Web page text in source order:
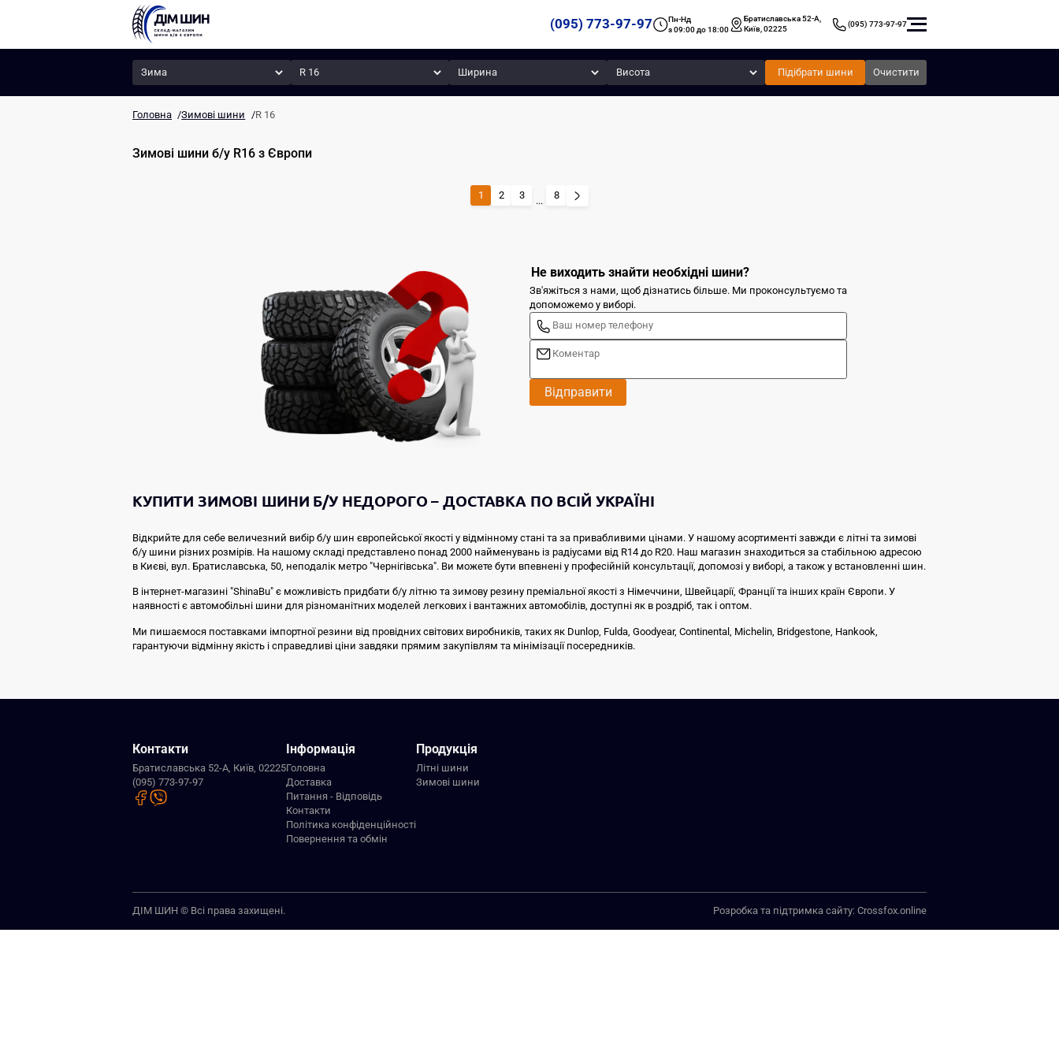
(095) 773-97-97
Пн-Нд
з 09:00 до 18:00
Братиславська 52-А,
Київ, 02225
(095) 773-97-97
Сезон Радіус Ширина Висота
Підібрати шини Очистити
Головна /Зимові шини /R 16
Зимові шини б/у R16 з Європи
1 2 3 ... 8
Не виходить знайти необхідні шини?
Зв'яжіться з нами, щоб дізнатись більше. Ми проконсультуємо та
допоможемо у виборі.
Відправити
КУПИТИ ЗИМОВІ ШИНИ Б/У НЕДОРОГО – ДОСТАВКА ПО ВСІЙ УКРАЇНІ
Відкрийте для себе величезний вибір б/у шин європейської якості у відмінному стані та за привабливими цінами. У нашому асортименті завжди є літні та зимові
б/у шини різних розмірів. На нашому складі представлено понад 2000 найменувань із радіусами від R14 до R20. Наш магазин знаходиться за стабільною адресою
в Києві, вул. Братиславська, 50, неподалік метро "Чернігівська". Ви можете бути впевнені у професійній консультації, допомозі у виборі, а також у встановленні шин.
В інтернет-магазині "ShinaBu" є можливість придбати б/у літню та зимову резину преміальної якості з Німеччини, Швейцарії, Франції та інших країн Європи. У
наявності є автомобільні шини для різноманітних моделей легкових і вантажних автомобілів, доступні як в роздріб, так і оптом.
Ми пишаємося поставками імпортної резини від провідних світових виробників, таких як Dunlop, Fulda, Goodyear, Continental, Michelin, Bridgestone, Hankook,
гарантуючи відмінну якість і справедливі ціни завдяки прямим закупівлям та мінімізації посередників.
Контакти
Братиславська 52-А, Київ, 02225
(095) 773-97-97
Інформація
Головна
Доставка
Питання - Відповідь
Контакти
Політика конфіденційності
Повернення та обмін
Продукція
Літні шини
Зимові шини
ДІМ ШИН © Всі права захищені. Розробка та підтримка сайту: Crossfox.online